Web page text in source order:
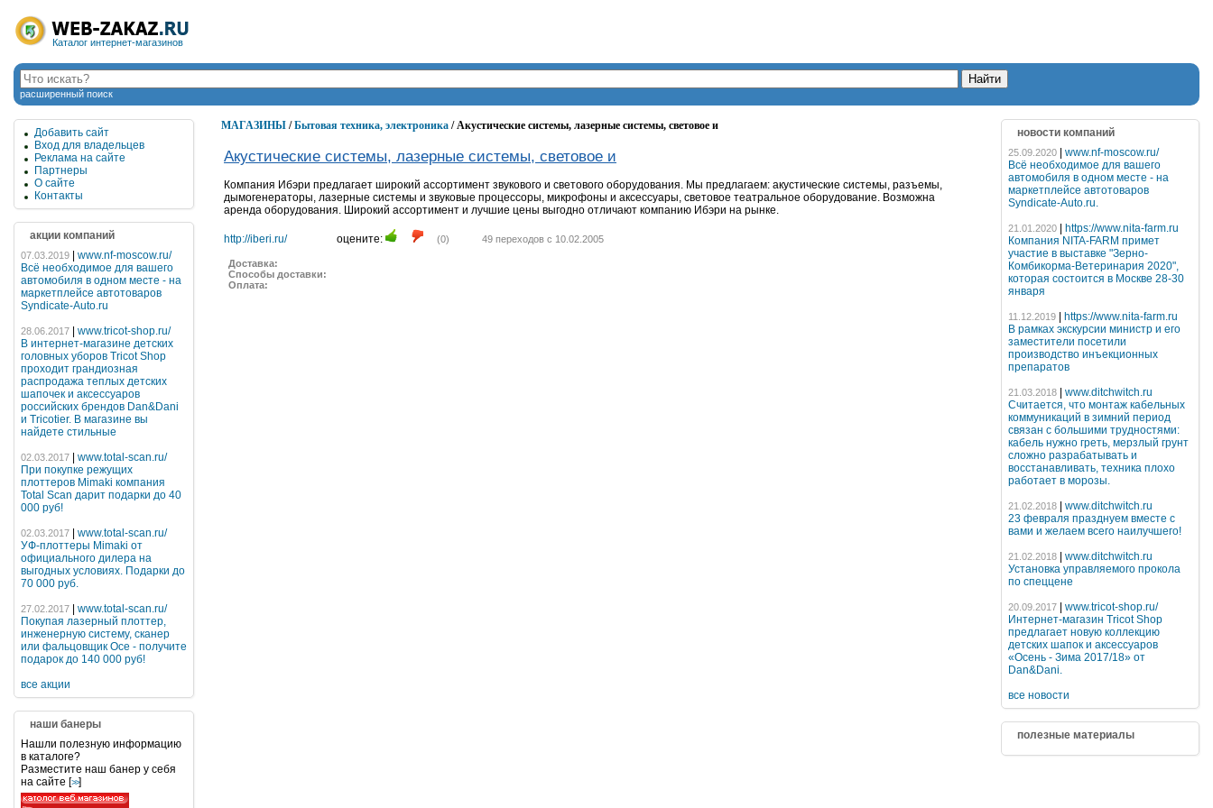
Каталог интернет-магазинов
расширенный поиск
Добавить сайт
Вход для владельцев
Реклама на сайте
Партнеры
О сайте
Контакты
акции компаний
07.03.2019
www.nf-moscow.ru/
Всё необходимое для вашего
автомобиля в одном месте - на
маркетплейсе автотоваров
Syndicate-Auto.ru
28.06.2017
www.tricot-shop.ru/
В интернет-магазине детских
головных уборов Tricot Shop
проходит грандиозная
распродажа теплых детских
шапочек и аксессуаров
российских брендов Dan&Dani
и Tricotier. В магазине вы
найдете стильные
02.03.2017
www.total-scan.ru/
При покупке режущих
плоттеров Mimaki компания
Total Scan дарит подарки до 40
000 руб!
02.03.2017
www.total-scan.ru/
УФ-плоттеры Mimaki от
официального дилера на
выгодных условиях. Подарки до
70 000 руб.
27.02.2017
www.total-scan.ru/
Покупая лазерный плоттер,
инженерную систему, сканер
или фальцовщик Oce - получите
подарок до 140 000 руб!
все акции
наши банеры
Нашли полезную информацию
в каталоге?
Разместите наш банер у себя
на сайте [>>]
МАГАЗИНЫ /Бытовая техника, электроника / Акустические системы, лазерные системы, световое и
Акустические системы, лазерные системы, световое и
Компания Ибэри предлагает широкий ассортимент звукового и светового оборудования. Мы предлагаем: акустические системы, разъемы,
дымогенераторы, лазерные системы и звуковые процессоры, микрофоны и аксессуары, световое театральное оборудование. Возможна
аренда оборудования. Широкий ассортимент и лучшие цены выгодно отличают компанию Ибэри на рынке.
http://iberi.ru/ оцените: (0) 49 переходов с 10.02.2005
Доставка:
Способы доставки:
Оплата:
новости компаний
25.09.2020
www.nf-moscow.ru/
Всё необходимое для вашего
автомобиля в одном месте - на
маркетплейсе автотоваров
Syndicate-Auto.ru.
21.01.2020
https://www.nita-farm.ru
Компания NITA-FARM примет
участие в выставке "Зерно-
Комбикорма-Ветеринария 2020",
которая состоится в Москве 28-30
января
11.12.2019
https://www.nita-farm.ru
В рамках экскурсии министр и его
заместители посетили
производство инъекционных
препаратов
21.03.2018
www.ditchwitch.ru
Считается, что монтаж кабельных
коммуникаций в зимний период
связан с большими трудностями:
кабель нужно греть, мерзлый грунт
сложно разрабатывать и
восстанавливать, техника плохо
работает в морозы.
21.02.2018
www.ditchwitch.ru
23 февраля празднуем вместе с
вами и желаем всего наилучшего!
21.02.2018
www.ditchwitch.ru
Установка управляемого прокола
по спеццене
20.09.2017
www.tricot-shop.ru/
Интернет-магазин Tricot Shop
предлагает новую коллекцию
детских шапок и аксессуаров
«Осень - Зима 2017/18» от
Dan&Dani.
все новости
полезные материалы